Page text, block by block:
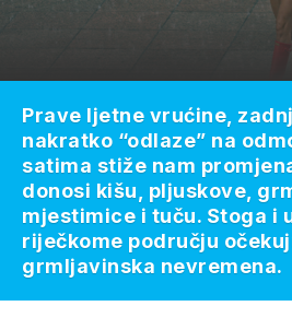
Prave ljetne vrućine,
nakratko “odlaze” na
satima stiže nam
donosi kišu, pljuskove,
mjestimice i tuču. Stoga i
riječkome području
grmljavinska nevremena.